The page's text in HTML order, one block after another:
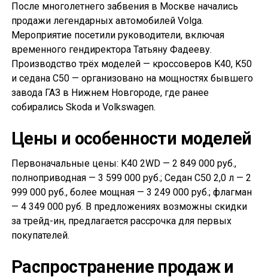
После многолетнего забвения в Москве начались
продажи легендарных автомобилей Volga.
Мероприятие посетили руководители, включая
временного гендиректора Татьяну Фадееву.
Производство трёх моделей — кроссоверов K40, K50
и седана С50 — организовано на мощностях бывшего
завода ГАЗ в Нижнем Новгороде, где ранее
собирались Skoda и Volkswagen.
Цены и особенности моделей
Первоначальные цены: K40 2WD — 2 849 000 руб.,
полноприводная — 3 599 000 руб.; Седан С50 2,0 л — 2
999 000 руб., более мощная — 3 249 000 руб.; флагман
— 4 349 000 руб. В предложениях возможны скидки
за трейд-ин, предлагается рассрочка для первых
покупателей.
Распространение продаж и